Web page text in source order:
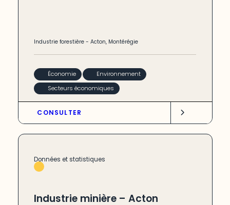
Industrie forestière -Acton, Montérégie
Économie
Environnement
Secteurs économiques
CONSULTER
Données et statistiques
Industrie minière – Acton